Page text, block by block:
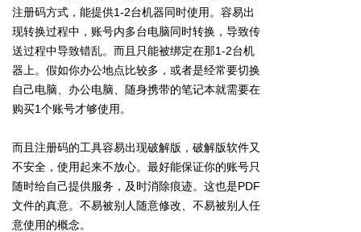
注册码方式，能提供1-2台机器同时使用。容易出
现转换过程中，账号内多台电脑同时转换，导致传
送过程中导致错乱。而且只能被绑定在那1-2台机
器上。假如你办公地点比较多，或者是经常要切换
自己电脑、办公电脑、随身携带的笔记本就需要在
购买1个账号才够使用。
而且注册码的工具容易出现破解版，破解版软件又
不安全，使用起来不放心。最好能保证你的账号只
随时给自己提供服务，及时消除痕迹。这也是PDF
文件的真意。不易被别人随意修改、不易被别人任
意使用的概念。